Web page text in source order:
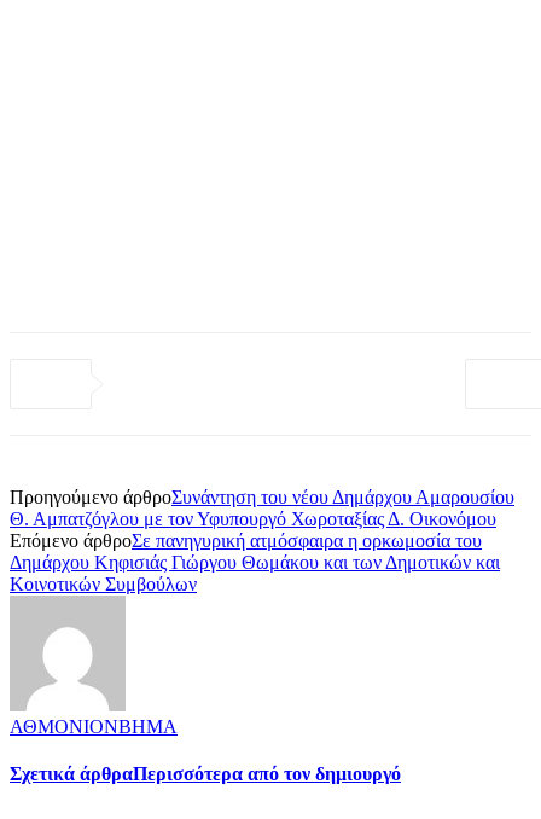
Προηγούμενο άρθροΣυνάντηση του νέου Δημάρχου Αμαρουσίου
Θ. Αμπατζόγλου με τον Υφυπουργό Χωροταξίας Δ. Οικονόμου
Επόμενο άρθροΣε πανηγυρική ατμόσφαιρα η ορκωμοσία του
Δημάρχου Κηφισιάς Γιώργου Θωμάκου και των Δημοτικών και
Κοινοτικών Συμβούλων
ΑΘΜΟΝΙΟΝΒΗΜΑ
Σχετικά άρθραΠερισσότερα από τον δημιουργό